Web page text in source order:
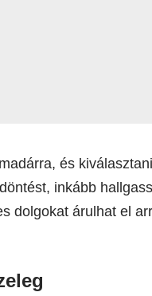
és
inkább
dolgokat árulhat el